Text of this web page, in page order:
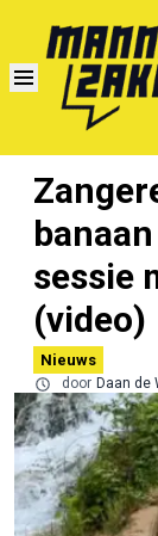
sessie
(video)
Nieuws
door Daan de